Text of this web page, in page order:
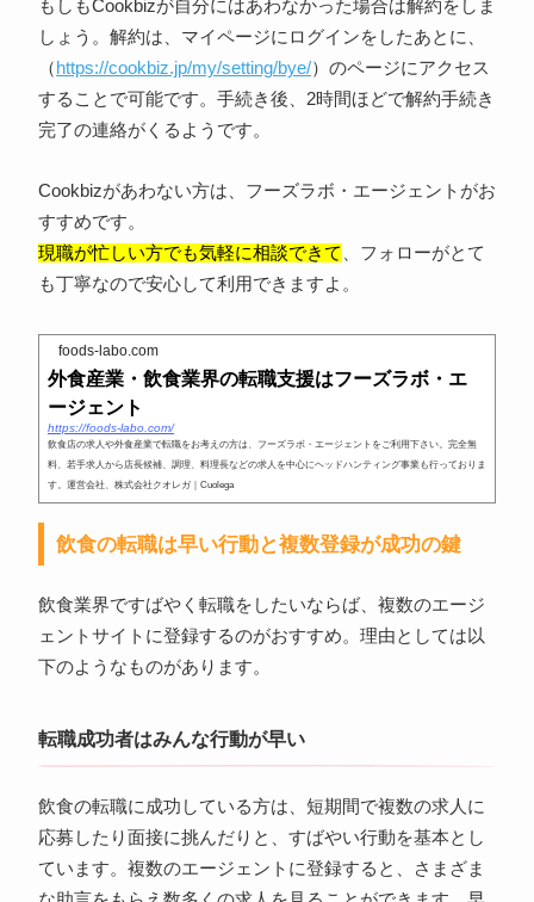
もしもCookbizが自分にはあわなかった場合は解約をしま
しょう。解約は、マイページにログインをしたあとに、
（ https://cookbiz.jp/my/setting/bye/）のページにアクセス
することで可能です。手続き後、2時間ほどで解約手続き
完了の連絡がくるようです。
Cookbizがあわない方は、フーズラボ・エージェントがお
すすめです。
現職が忙しい方でも気軽に相談できて
、フォローがとて
も丁寧なので安心して利用できますよ。
foods-labo.com
外食産業・飲食業界の転職支援はフーズラボ・エ
ージェント
https://foods-labo.com/
飲食店の求人や外食産業で転職をお考えの方は、フーズラボ・エージェントをご利用下さい。完全無
料、若手求人から店長候補、調理、料理長などの求人を中心にヘッドハンティング事業も行っておりま
す。運営会社、株式会社クオレガ｜Cuolega
飲食の転職は早い行動と複数登録が成功の鍵
飲食業界ですばやく転職をしたいならば、複数のエージ
ェントサイトに登録するのがおすすめ。理由としては以
下のようなものがあります。
転職成功者はみんな行動が早い
飲食の転職に成功している方は、短期間で複数の求人に
応募したり面接に挑んだりと、すばやい行動を基本とし
ています。複数のエージェントに登録すると、さまざま